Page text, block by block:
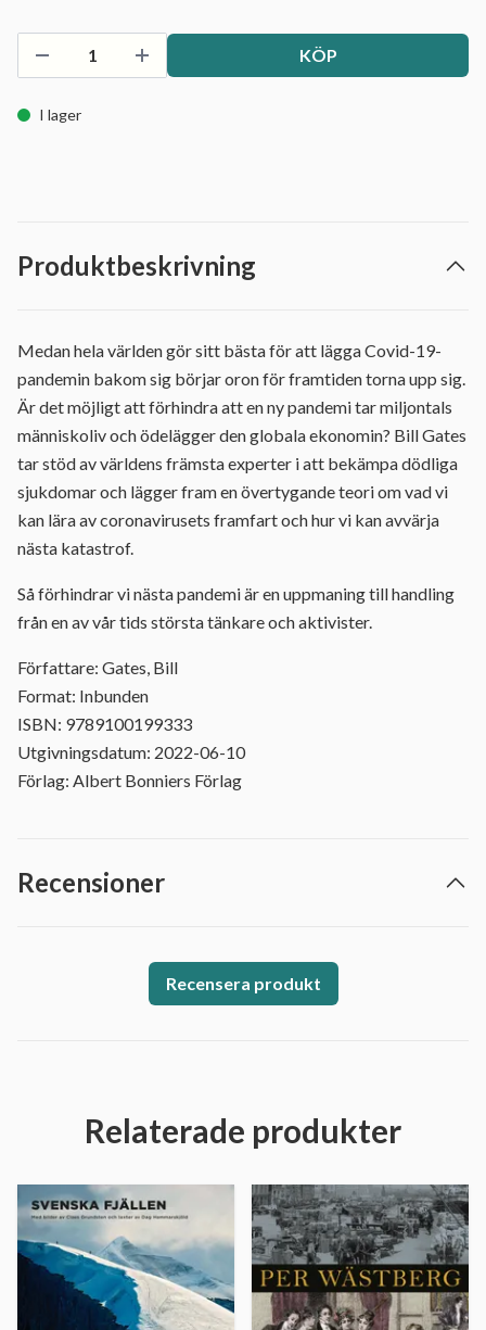
KÖP
I lager
Produktbeskrivning
Medan hela världen gör sitt bästa för att lägga Covid-19-
pandemin bakom sig börjar oron för framtiden torna upp sig.
Är det möjligt att förhindra att en ny pandemi tar miljontals
människoliv och ödelägger den globala ekonomin? Bill Gates
tar stöd av världens främsta experter i att bekämpa dödliga
sjukdomar och lägger fram en övertygande teori om vad vi
kan lära av coronavirusets framfart och hur vi kan avvärja
nästa katastrof.
Så förhindrar vi nästa pandemi är en uppmaning till handling
från en av vår tids största tänkare och aktivister.
Författare: Gates, Bill
Format: Inbunden
ISBN: 9789100199333
Utgivningsdatum: 2022-06-10
Förlag: Albert Bonniers Förlag
Recensioner
Recensera produkt
Relaterade produkter